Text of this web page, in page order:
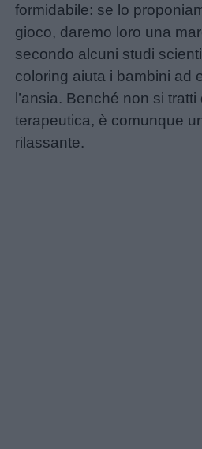
Auguri
Barzellette
Educazione
positiva
formidabile: se lo
gioco, daremo loro una
secondo alcuni studi
coloring aiuta i bambini ad
l’ansia. Benché non si tratti
terapeutica, è comunque
rilassante.